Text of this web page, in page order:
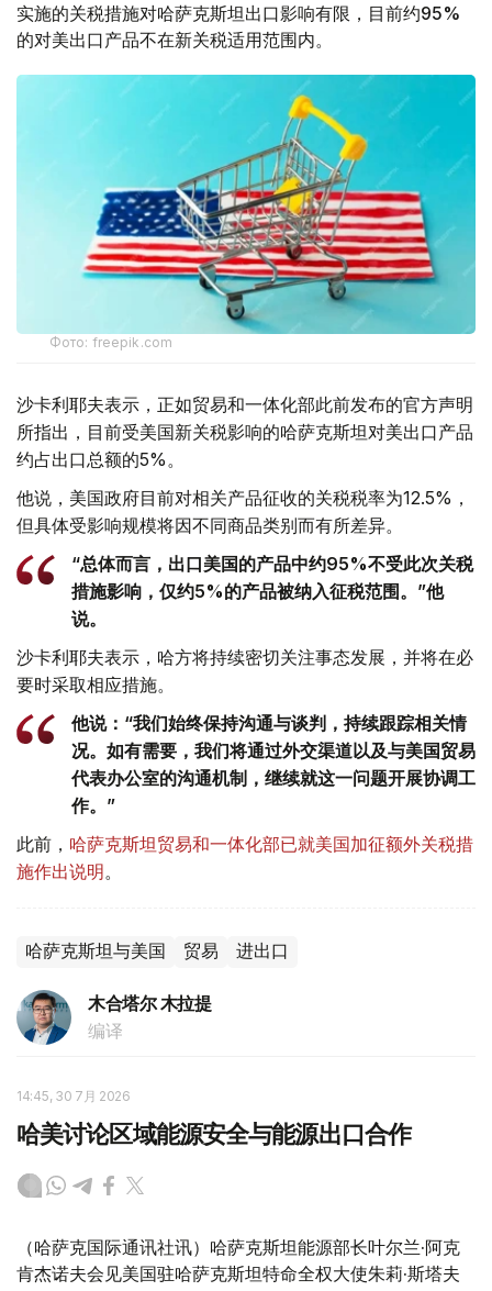
实施的关税措施对哈萨克斯坦出口影响有限，目前约95%
的对美出口产品不在新关税适用范围内。
Фото: freepik.com
沙卡利耶夫表示，正如贸易和一体化部此前发布的官方声明
所指出，目前受美国新关税影响的哈萨克斯坦对美出口产品
约占出口总额的5%。
他说，美国政府目前对相关产品征收的关税税率为12.5%，
但具体受影响规模将因不同商品类别而有所差异。
“总体而言，出口美国的产品中约95%不受此次关税
措施影响，仅约5%的产品被纳入征税范围。”他
说。
沙卡利耶夫表示，哈方将持续密切关注事态发展，并将在必
要时采取相应措施。
他说：“我们始终保持沟通与谈判，持续跟踪相关情
况。如有需要，我们将通过外交渠道以及与美国贸易
代表办公室的沟通机制，继续就这一问题开展协调工
作。”
此前， 哈萨克斯坦贸易和一体化部已就美国加征额外关税措
施作出说明。
哈萨克斯坦与美国 贸易 进出口
木合塔尔 木拉提
编译
14:45, 30 7月 2026
哈美讨论区域能源安全与能源出口合作
（哈萨克国际通讯社讯）哈萨克斯坦能源部长叶尔兰·阿克
肯杰诺夫会见美国驻哈萨克斯坦特命全权大使朱莉·斯塔夫